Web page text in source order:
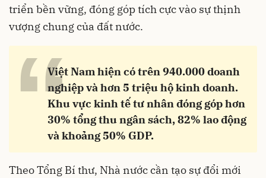
triển bền vững, đóng góp tích cực vào sự thịnh
vượng chung của đất nước.
“Việt Nam hiện có trên 940.000 doanh
nghiệp và hơn 5 triệu hộ kinh doanh.
Khu vực kinh tế tư nhân đóng góp hơn
30% tổng thu ngân sách, 82% lao động
và khoảng 50% GDP.
Theo Tổng Bí thư, Nhà nước cần tạo sự đổi mới